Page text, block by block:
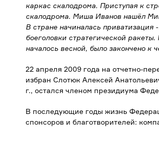
каркас скалодрома. Приступая к
скалодрома. Миша Иванов нашёл
В стране начиналась приватизация
боеголовки стратегической
началось весной, было закончено к
22 апреля 2009 года на отчетно-
избран Слотюк Алексей
г., остался членом президиума
В последующие годы жизнь
спонсоров и благотворителей: